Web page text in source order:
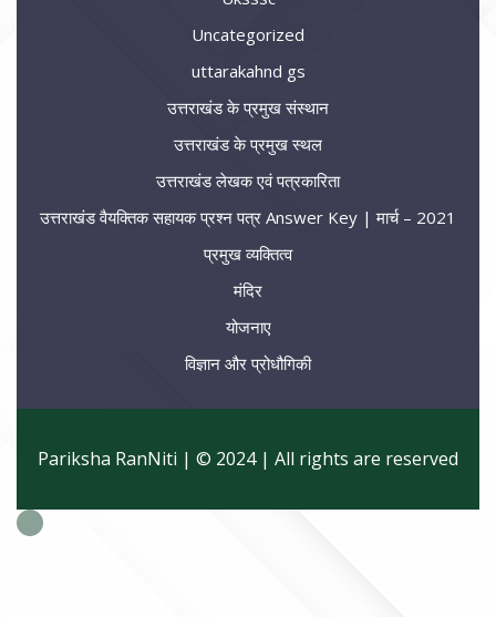
Uncategorized
uttarakahnd gs
उत्तराखंड के प्रमुख संस्थान
उत्तराखंड के प्रमुख स्थल
उत्तराखंड लेखक एवं पत्रकारिता
उत्तराखंड वैयक्तिक सहायक प्रश्न पत्र Answer Key | मार्च – 2021
प्रमुख व्यक्तित्व
मंदिर
योजनाए
विज्ञान और प्रोधौगिकी
Pariksha RanNiti | © 2024 | All rights are reserved